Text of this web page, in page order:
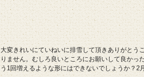
大変きれいにていねいに排雪して頂きありがとう
りません。むしろ良いところにお願いして良かっ
う1回増えるような形にはできないでしょうか？